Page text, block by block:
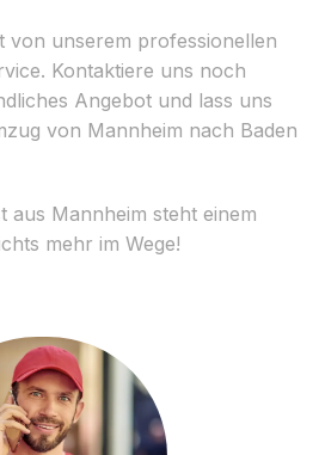
von unserem professionellen
Kontaktiere uns noch
Angebot und lass uns
von Mannheim nach Baden
aus Mannheim steht einem
mehr im Wege!